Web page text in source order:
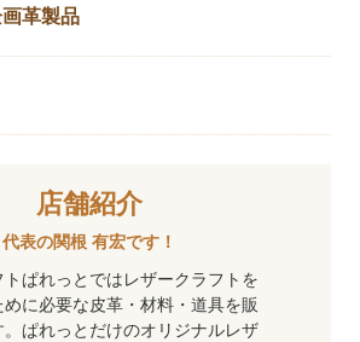
革製品
店舗紹介
代表の関根 有宏です！
トぱれっとではレザークラフトを
に必要な皮革・材料・道具を販
。ぱれっとだけのオリジナルレザ